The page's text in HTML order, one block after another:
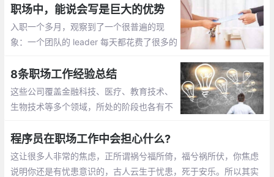
职场中，能说会写是巨大的优势
入职一个多月，观察到了一个很普遍的现
象：一个团队的 leader 每天都花费了很多的
始，说说昨天做的一些事情，然后解决团队
成员的实际问题
8条职场工作经验总结
这些公司覆盖金融科技、医疗、教育技术、
生物技术等多个领域，所处的阶段也各有不
Daniel 在不同的公司中担任各种各样的职
位，从基层员工到数据科学主管和战略顾问
主管都做过
程序员在职场工作中会担心什么?
这让很多人非常的焦虑，正所谓祸兮福所倚，福兮祸所伏，你焦虑
说明你还是有忧患意识的，古人云生于忧患，死于安乐。所以其实